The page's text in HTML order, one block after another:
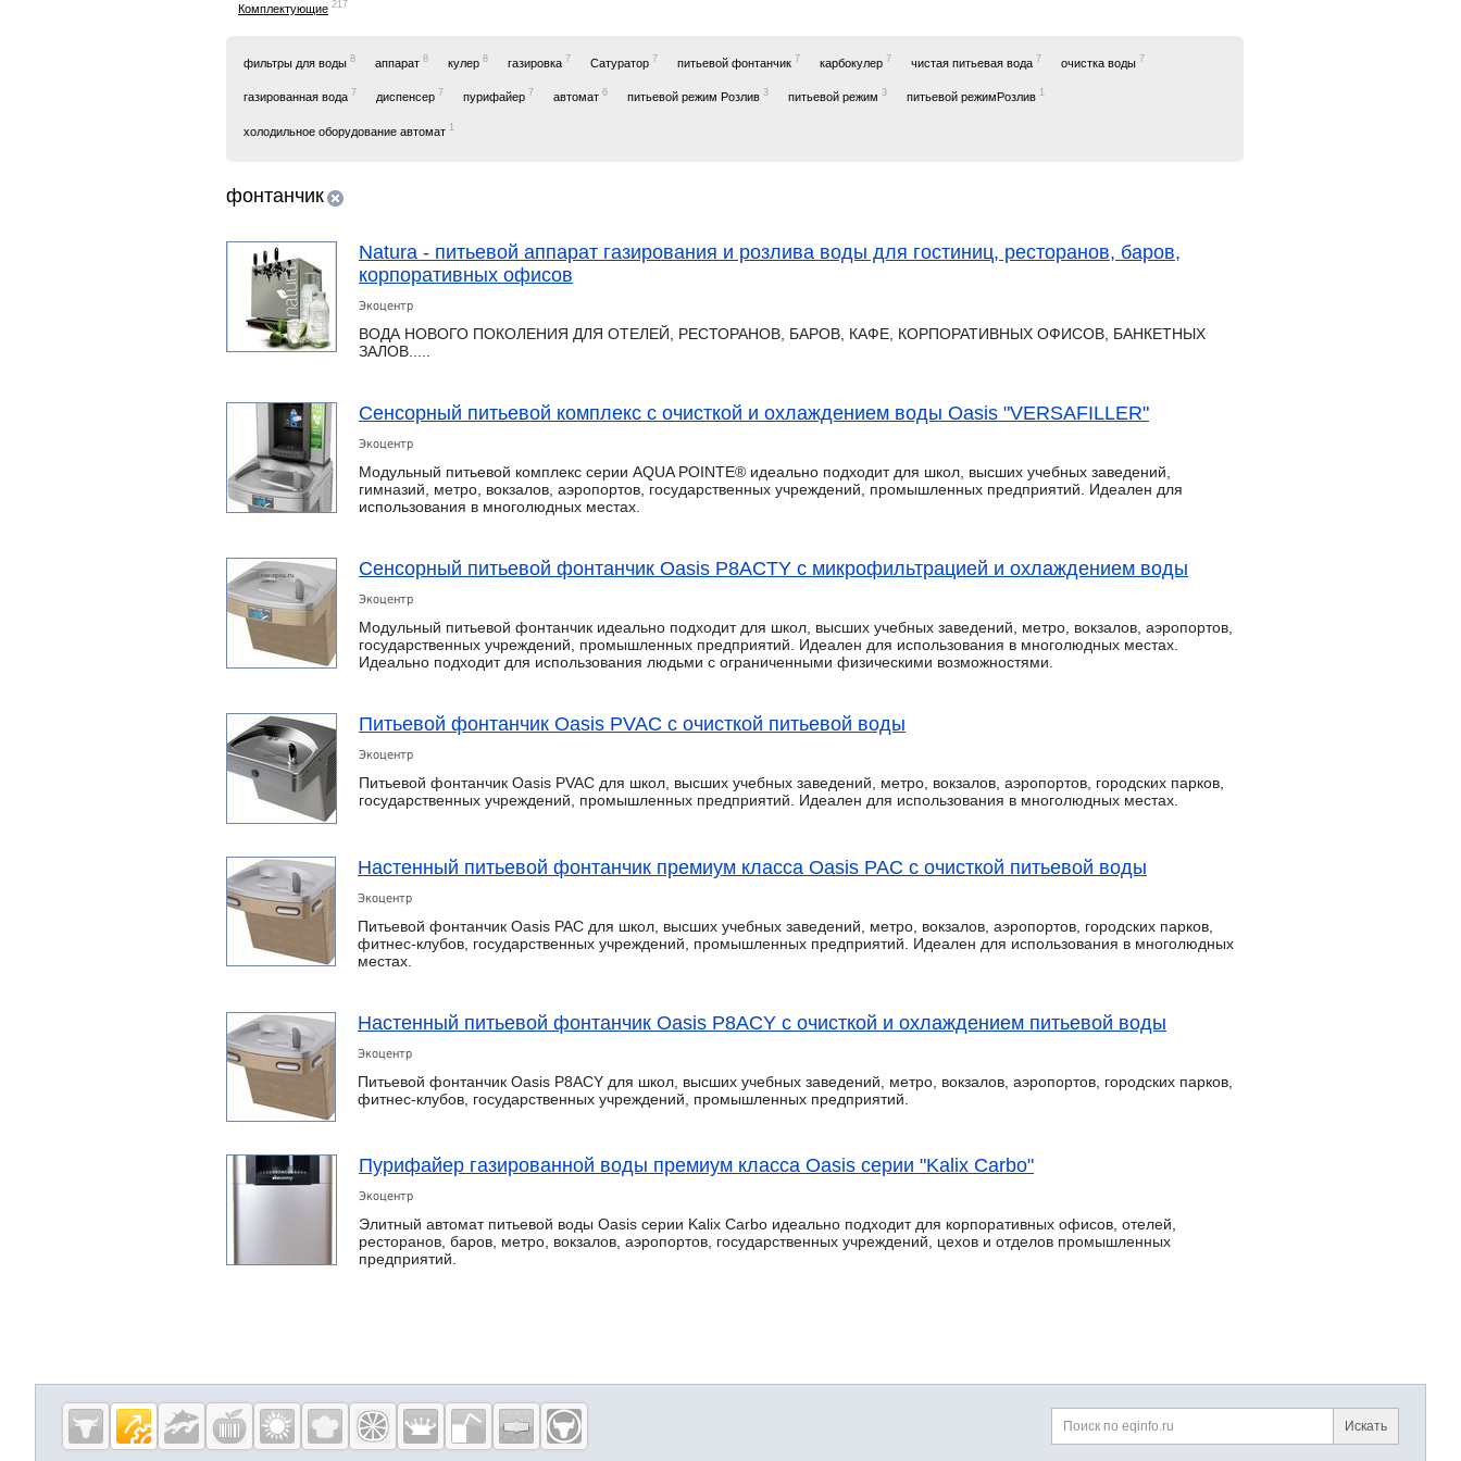
Комплектующие 217
фильтры для воды 8 аппарат 8 кулер 8 газировка 7 Сатуратор 7 питьевой фонтанчик 7 карбокулер 7 чистая питьевая вода 7 очистка воды 7
газированная вода 7 диспенсер 7 пурифайер 7 автомат 6 питьевой режим Розлив 3 питьевой режим 3 питьевой режимРозлив 1
холодильное оборудование автомат 1
фонтанчик
Natura - питьевой аппарат газирования и розлива воды для гостиниц, ресторанов, баров,
корпоративных офисов
Экоцентр
ВОДА НОВОГО ПОКОЛЕНИЯ ДЛЯ ОТЕЛЕЙ, РЕСТОРАНОВ, БАРОВ, КАФЕ, КОРПОРАТИВНЫХ ОФИСОВ, БАНКЕТНЫХ
ЗАЛОВ.....
Сенсорный питьевой комплекс с очисткой и охлаждением воды Oasis "VERSAFILLER"
Экоцентр
Модульный питьевой комплекс серии AQUA POINTE® идеально подходит для школ, высших учебных заведений,
гимназий, метро, вокзалов, аэропортов, государственных учреждений, промышленных предприятий. Идеален для
использования в многолюдных местах.
Сенсорный питьевой фонтанчик Oasis P8ACTY с микрофильтрацией и охлаждением воды
Экоцентр
Модульный питьевой фонтанчик идеально подходит для школ, высших учебных заведений, метро, вокзалов, аэропортов,
государственных учреждений, промышленных предприятий. Идеален для использования в многолюдных местах.
Идеально подходит для использования людьми с ограниченными физическими возможностями.
Питьевой фонтанчик Oasis PVAC с очисткой питьевой воды
Экоцентр
Питьевой фонтанчик Oasis PVAC для школ, высших учебных заведений, метро, вокзалов, аэропортов, городских парков,
государственных учреждений, промышленных предприятий. Идеален для использования в многолюдных местах.
Настенный питьевой фонтанчик премиум класса Oasis PAC с очисткой питьевой воды
Экоцентр
Питьевой фонтанчик Oasis PAC для школ, высших учебных заведений, метро, вокзалов, аэропортов, городских парков,
фитнес-клубов, государственных учреждений, промышленных предприятий. Идеален для использования в многолюдных
местах.
Настенный питьевой фонтанчик Oasis P8ACY с очисткой и охлаждением питьевой воды
Экоцентр
Питьевой фонтанчик Oasis P8ACY для школ, высших учебных заведений, метро, вокзалов, аэропортов, городских парков,
фитнес-клубов, государственных учреждений, промышленных предприятий.
Пурифайер газированной воды премиум класса Oasis серии "Kalix Carbo"
Экоцентр
Элитный автомат питьевой воды Oasis серии Kalix Carbo идеально подходит для корпоративных офисов, отелей,
ресторанов, баров, метро, вокзалов, аэропортов, государственных учреждений, цехов и отделов промышленных
предприятий.
Дополнительная информация
Искать
Cсылки на полезные проекты
Eqinfo.ru —